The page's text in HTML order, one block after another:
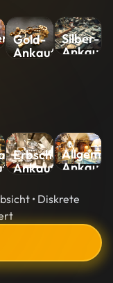
Gold-
Ankauf
Silber-
Ankauf
Erbschaft-
Ankauf Ankauf
• Diskrete